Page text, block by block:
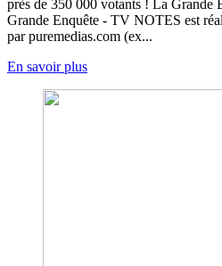
près de 350 000 votants ! La
Grande Enquête - TV NOTES est
par puremedias.com (ex...
En savoir plus